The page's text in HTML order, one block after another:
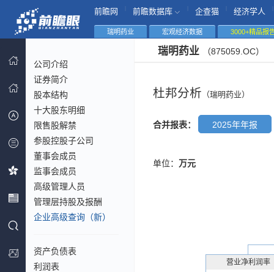
前瞻网 前瞻数据库 企查猫 经济学人
瑞明药业 宏观经济数据 3000+精品报
公司介绍
证券简介
股本结构
十大股东明细
限售股解禁
参股控股子公司
董事会成员
监事会成员
高级管理人员
管理层持股及报酬
企业高级查询（新）
资产负债表
利润表
瑞明药业 （875059.OC）
杜邦分析 （瑞明药业）
合并报表： 2025年年报
单位： 万元
营业净利润率